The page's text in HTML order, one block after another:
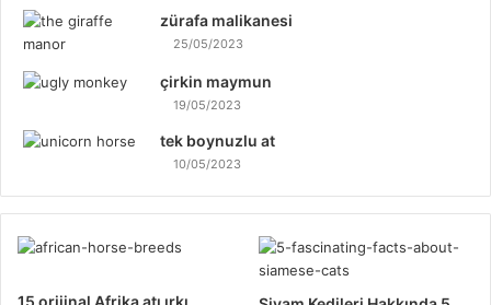
zürafa malikanesi
25/05/2023
çirkin maymun
19/05/2023
tek boynuzlu at
10/05/2023
15 orijinal Afrika atı ırkı